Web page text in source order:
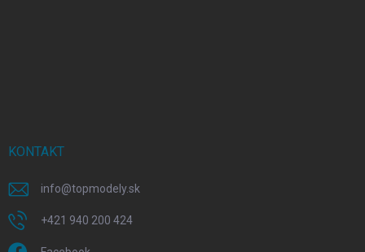
KONTAKT
info@topmodely.sk
+421 940 200 424